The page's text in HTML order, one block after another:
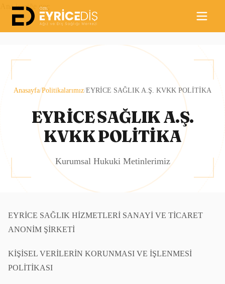
Ana içeriğe geç
Anasayfa/Politikalarımız/EYRİCE SAĞLIK A.Ş. KVKK POLİTİKA
EYRİCE SAĞLIK A.Ş.
KVKK POLİTİKA
Kurumsal Hukuki Metinlerimiz
EYRİCE SAĞLIK HİZMETLERİ SANAYİ VE TİCARET
ANONİM ŞİRKETİ
KİŞİSEL VERİLERİN KORUNMASI VE İŞLENMESİ
POLİTİKASI